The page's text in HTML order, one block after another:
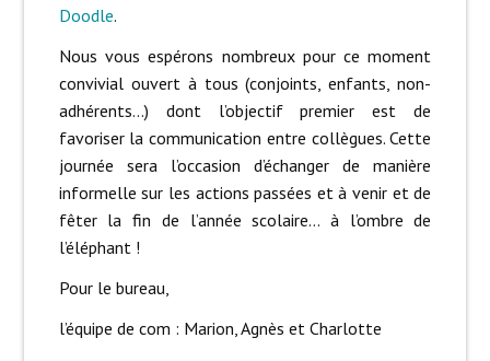
Doodle.
Nous vous espérons nombreux pour ce moment
convivial ouvert à tous (conjoints, enfants, non-
adhérents…) dont l’objectif premier est de
favoriser la communication entre collègues. Cette
journée sera l’occasion d’échanger de manière
informelle sur les actions passées et à venir et de
fêter la fin de l’année scolaire… à l’ombre de
l’éléphant !
Pour le bureau,
l’équipe de com : Marion, Agnès et Charlotte